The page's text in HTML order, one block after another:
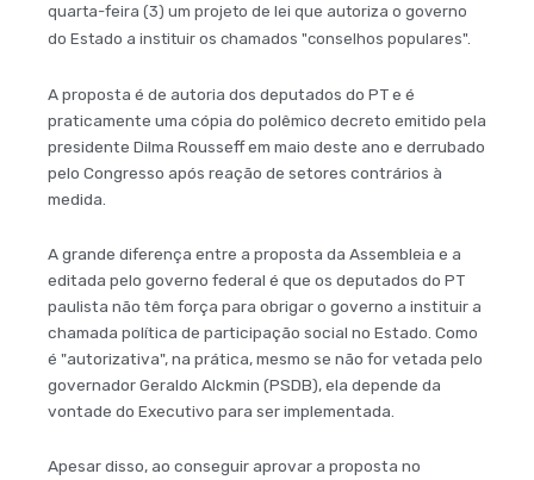
quarta-feira (3) um projeto de lei que autoriza o governo
do Estado a instituir os chamados "conselhos populares".
A proposta é de autoria dos deputados do PT e é
praticamente uma cópia do polêmico decreto emitido pela
presidente Dilma Rousseff em maio deste ano e derrubado
pelo Congresso após reação de setores contrários à
medida.
A grande diferença entre a proposta da Assembleia e a
editada pelo governo federal é que os deputados do PT
paulista não têm força para obrigar o governo a instituir a
chamada política de participação social no Estado. Como
é "autorizativa", na prática, mesmo se não for vetada pelo
governador Geraldo Alckmin (PSDB), ela depende da
vontade do Executivo para ser implementada.
Apesar disso, ao conseguir aprovar a proposta no